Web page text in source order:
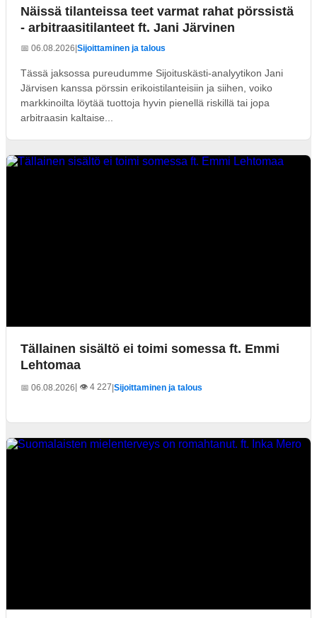
Näissä tilanteissa teet varmat rahat pörssistä
- arbitraasitilanteet ft. Jani Järvinen
📅 06.08.2026|Sijoittaminen ja talous
Tässä jaksossa pureudumme Sijoituskästi-analyytikon Jani
Järvisen kanssa pörssin erikoistilanteisiin ja siihen, voiko
markkinoilta löytää tuottoja hyvin pienellä riskillä tai jopa
arbitraasin kaltaise...
Tällainen sisältö ei toimi somessa ft. Emmi
Lehtomaa
📅 06.08.2026| 👁️ 4 227 Sijoittaminen ja talous